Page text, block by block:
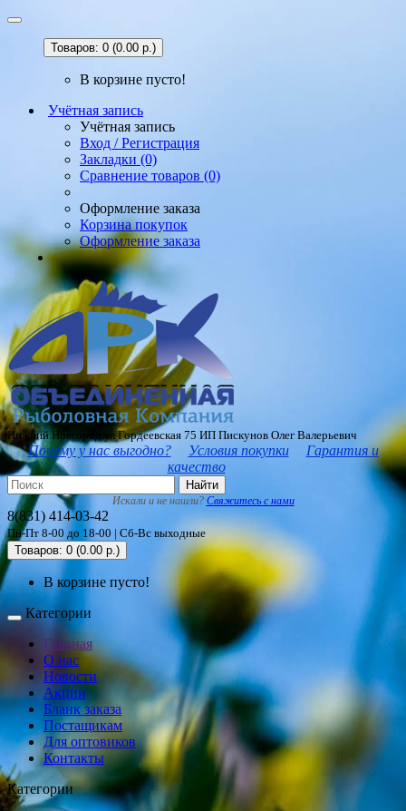
Товаров: 0 (0.00 р.)
В корзине пусто!
Учётная запись
Учётная запись
Вход / Регистрация
Закладки (0)
Сравнение товаров (0)
Оформление заказа
Корзина покупок
Оформление заказа
Нижний Новгород ул Гордеевская 75 ИП Пискунов Олег Валерьевич
Почему у нас выгодно? Условия покупки
Гарантия и
качество
Найти
Искали и не нашли? Свяжитесь с нами
8(831) 414-03-42
Пн-Пт 8-00 до 18-00 | Сб-Вс выходные
Товаров: 0 (0.00 р.)
В корзине пусто!
Категории
Главная
О нас
Новости
Акции
Бланк заказа
Постащикам
Для оптовиков
Контакты
Категории